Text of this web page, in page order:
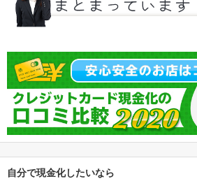
自分で現金化したいなら